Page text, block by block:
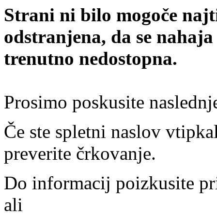
Strani ni bilo mogoče
odstranjena, da se
trenutno nedostopna.
Prosimo poskusite
Če ste spletni naslov
preverite črkovanje.
Do informacij poizkusite
ali